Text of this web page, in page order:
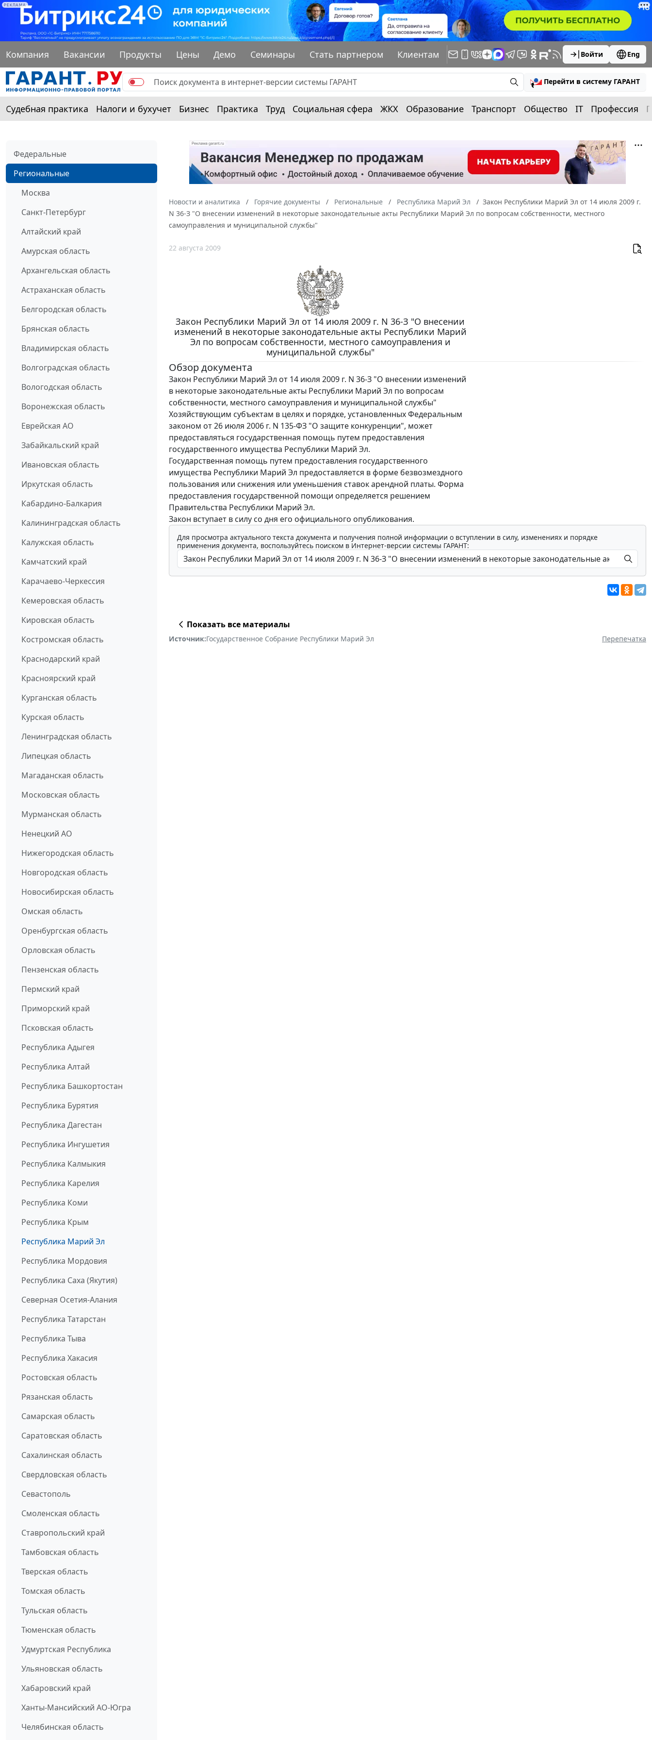
РЕКЛАМА
Компания Вакансии Продукты Цены Демо Семинары Стать партнером Клиентам Войти Eng
Перейти в систему ГАРАНТ
Судебная практика Налоги и бухучет Бизнес Практика Труд Социальная сфера ЖКХ Образование Транспорт Общество IT Профессия
Федеральные
Региональные
Москва
Санкт-Петербург
Алтайский край
Амурская область
Архангельская область
Астраханская область
Белгородская область
Брянская область
Владимирская область
Волгоградская область
Вологодская область
Воронежская область
Еврейская АО
Забайкальский край
Ивановская область
Иркутская область
Кабардино-Балкария
Калининградская область
Калужская область
Камчатский край
Карачаево-Черкессия
Кемеровская область
Кировская область
Костромская область
Краснодарский край
Красноярский край
Курганская область
Курская область
Ленинградская область
Липецкая область
Магаданская область
Московская область
Мурманская область
Ненецкий АО
Нижегородская область
Новгородская область
Новосибирская область
Омская область
Оренбургская область
Орловская область
Пензенская область
Пермский край
Приморский край
Псковская область
Республика Адыгея
Республика Алтай
Республика Башкортостан
Республика Бурятия
Республика Дагестан
Республика Ингушетия
Республика Калмыкия
Республика Карелия
Республика Коми
Республика Крым
Республика Марий Эл
Республика Мордовия
Республика Саха (Якутия)
Северная Осетия-Алания
Республика Татарстан
Республика Тыва
Республика Хакасия
Ростовская область
Рязанская область
Самарская область
Саратовская область
Сахалинская область
Свердловская область
Севастополь
Смоленская область
Ставропольский край
Тамбовская область
Тверская область
Томская область
Тульская область
Тюменская область
Удмуртская Республика
Ульяновская область
Хабаровский край
Ханты-Мансийский АО-Югра
Челябинская область
Новости и аналитика Горячие документы Региональные Республика Марий Эл
Закон Республики Марий Эл от 14 июля 2009 г.
N 36-З "О внесении изменений в некоторые законодательные акты Республики Марий Эл по вопросам собственности, местного
самоуправления и муниципальной службы"
22 августа 2009
Закон Республики Марий Эл от 14 июля 2009 г. N 36-З "О внесении
изменений в некоторые законодательные акты Республики Марий
Эл по вопросам собственности, местного самоуправления и
муниципальной службы"
Обзор документа
Закон Республики Марий Эл от 14 июля 2009 г. N 36-З "О внесении изменений
в некоторые законодательные акты Республики Марий Эл по вопросам
собственности, местного самоуправления и муниципальной службы"
Хозяйствующим субъектам в целях и порядке, установленных Федеральным
законом от 26 июля 2006 г. N 135-ФЗ "О защите конкуренции", может
предоставляться государственная помощь путем предоставления
государственного имущества Республики Марий Эл.
Государственная помощь путем предоставления государственного
имущества Республики Марий Эл предоставляется в форме безвозмездного
пользования или снижения или уменьшения ставок арендной платы. Форма
предоставления государственной помощи определяется решением
Правительства Республики Марий Эл.
Закон вступает в силу со дня его официального опубликования.
Для просмотра актуального текста документа и получения полной информации о вступлении в силу, изменениях и порядке
применения документа, воспользуйтесь поиском в Интернет-версии системы ГАРАНТ:
Показать все материалы
Источник:Государственное Собрание Республики Марий Эл Перепечатка